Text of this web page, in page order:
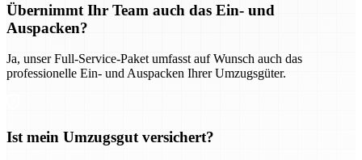
Übernimmt Ihr Team auch das Ein- und
Auspacken?
Ja, unser Full-Service-Paket umfasst auf Wunsch auch das
professionelle Ein- und Auspacken Ihrer Umzugsgüter.
Ist mein Umzugsgut versichert?